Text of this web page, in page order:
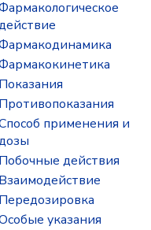
Показания
Противопоказания
применения и
Побочные действия
Взаимодействие
Передозировка
указания